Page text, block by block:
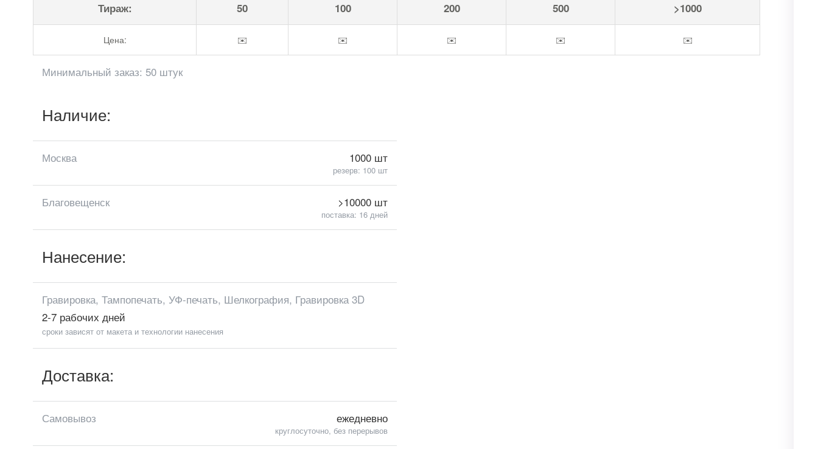
Тираж: 50 100 200 500 >1000
Цена: ✉️ ✉️ ✉️ ✉️ ✉️
Минимальный заказ: 50 штук
Наличие:
Москва 1000 шт
резерв: 100 шт
Благовещенск >10000 шт
поставка: 16 дней
Нанесение:
Гравировка, Тампопечать, УФ-печать, Шелкография, Гравировка 3D
2-7 рабочих дней
сроки зависят от макета и технологии нанесения
Доставка:
Самовывоз ежедневно
круглосуточно, без перерывов